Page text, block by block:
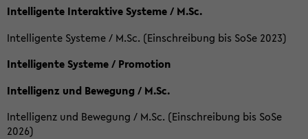
Intelligente Interaktive Systeme / M.Sc.
Intelligente Systeme / M.Sc. (Einschreibung bis SoSe 2023)
Intelligente Systeme / Promotion
Intelligenz und Bewegung / M.Sc.
Intelligenz und Bewegung / M.Sc. (Einschreibung bis SoSe
2026)